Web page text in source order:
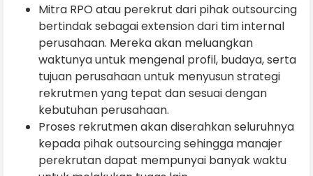
Mitra RPO atau perekrut dari pihak outsourcing
bertindak sebagai extension dari tim internal
perusahaan. Mereka akan meluangkan
waktunya untuk mengenal profil, budaya, serta
tujuan perusahaan untuk menyusun strategi
rekrutmen yang tepat dan sesuai dengan
kebutuhan perusahaan.
Proses rekrutmen akan diserahkan seluruhnya
kepada pihak outsourcing sehingga manajer
perekrutan dapat mempunyai banyak waktu